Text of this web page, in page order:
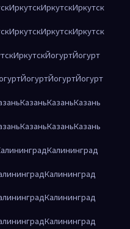
ИркутскИркутскИркутск
ИркутскИркутскИркутск
ИркутскЙогуртЙогурт
ЙогуртЙогуртЙогурт
КазаньКазаньКазань
КазаньКазаньКазань
Калининград
Калининград
Калининград
Калининград